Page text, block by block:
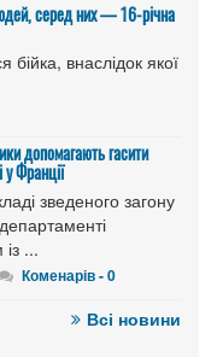
серед них — 16-річна
бійка, внаслідок якої
допомагають гасити
Франції
зведеного загону
...
Коменарів - 0
Всі новини